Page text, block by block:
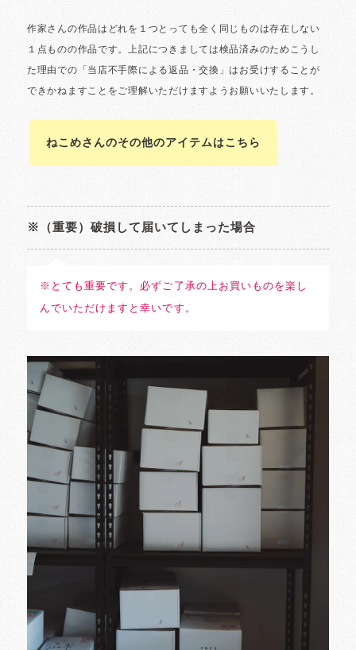
ねこめさんのその他のアイテムはこちら
※（重要）破損して届いてしまった場合
※とても重要です。必ずご了承の上お買いものを楽し
んでいただけますと幸いです。